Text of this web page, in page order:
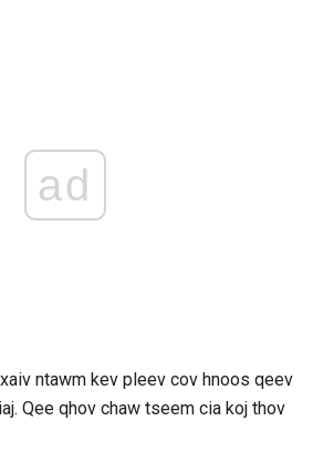
ad
ntawm kev pleev cov hnoos qeev
Qee qhov chaw tseem cia koj thov